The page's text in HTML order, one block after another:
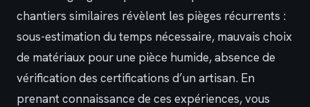
chantiers similaires révèlent les pièges récurrents :
sous-estimation du temps nécessaire, mauvais choix
de matériaux pour une pièce humide, absence de
vérification des certifications d’un artisan. En
prenant connaissance de ces expériences, vous